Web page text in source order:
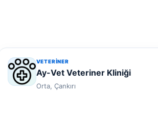
VETERINER
Ay-Vet Veteriner Kliniği
Orta, Çankırı